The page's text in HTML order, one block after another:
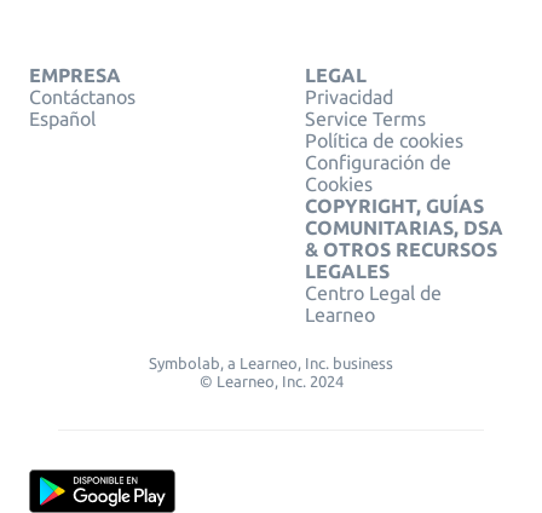
EMPRESA
Contáctanos
Español
LEGAL
Privacidad
Service Terms
Política de cookies
Configuración de
Cookies
COPYRIGHT, GUÍAS
COMUNITARIAS, DSA
& OTROS RECURSOS
LEGALES
Centro Legal de
Learneo
Symbolab, a Learneo, Inc. business
© Learneo, Inc. 2024